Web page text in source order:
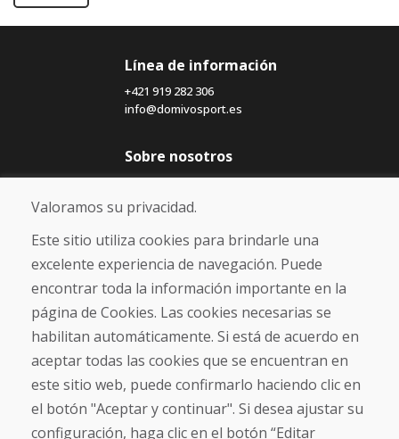
Línea de información
+421 919 282 306
info@domivosport.es
Sobre nosotros
Blog
Sobre nosotros
Comercio
Contacto
Compra
Tienda electrónica
Envío y pago
NORMAS DE RECLAMACIÓN
Devolución y cambio de mercancías
Política de privacidad
Cookies
Valoramos su privacidad.
Este sitio utiliza cookies para brindarle una
excelente experiencia de navegación. Puede
encontrar toda la información importante en la
página de Cookies. Las cookies necesarias se
habilitan automáticamente. Si está de acuerdo en
aceptar todas las cookies que se encuentran en
este sitio web, puede confirmarlo haciendo clic en
el botón "Aceptar y continuar". Si desea ajustar su
configuración, haga clic en el botón “Editar